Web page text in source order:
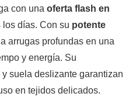
con una oferta flash en
los días. Con su potente
arrugas profundas en una
y energía. Su
y suela deslizante garantizan
en tejidos delicados.